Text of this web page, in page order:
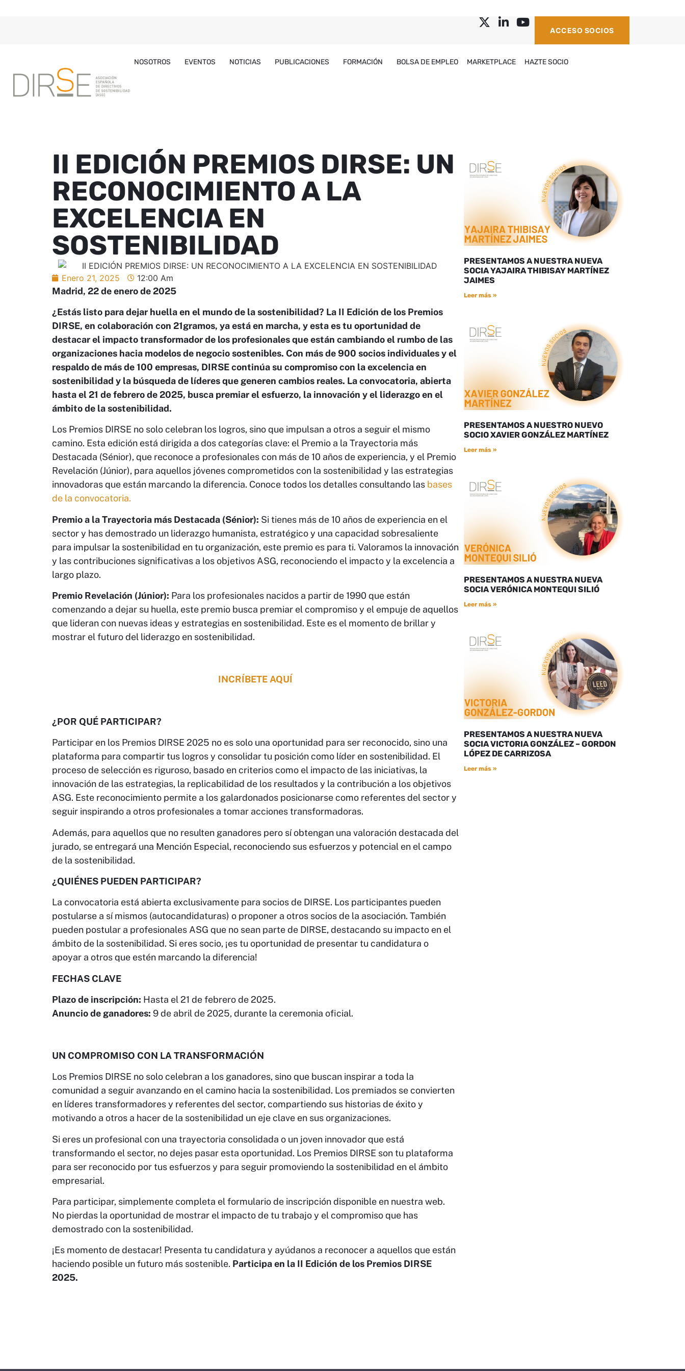
ACCESO SOCIOS
NOSOTROS EVENTOS NOTICIAS PUBLICACIONES FORMACIÓN BOLSA DE EMPLEO MARKETPLACE HAZTE SOCIO
II EDICIÓN PREMIOS DIRSE: UN
RECONOCIMIENTO A LA
EXCELENCIA EN
SOSTENIBILIDAD
Enero 21, 2025 12:00 Am
Madrid, 22 de enero de 2025
¿Estás listo para dejar huella en el mundo de la sostenibilidad? La II Edición de los Premios
DIRSE, en colaboración con 21gramos, ya está en marcha, y esta es tu oportunidad de
destacar el impacto transformador de los profesionales que están cambiando el rumbo de las
organizaciones hacia modelos de negocio sostenibles. Con más de 900 socios individuales y el
respaldo de más de 100 empresas, DIRSE continúa su compromiso con la excelencia en
sostenibilidad y la búsqueda de líderes que generen cambios reales. La convocatoria, abierta
hasta el 21 de febrero de 2025, busca premiar el esfuerzo, la innovación y el liderazgo en el
ámbito de la sostenibilidad.
Los Premios DIRSE no solo celebran los logros, sino que impulsan a otros a seguir el mismo
camino. Esta edición está dirigida a dos categorías clave: el Premio a la Trayectoria más
Destacada (Sénior), que reconoce a profesionales con más de 10 años de experiencia, y el Premio
Revelación (Júnior), para aquellos jóvenes comprometidos con la sostenibilidad y las estrategias
innovadoras que están marcando la diferencia. Conoce todos los detalles consultando las bases
de la convocatoria.
Premio a la Trayectoria más Destacada (Sénior): Si tienes más de 10 años de experiencia en el
sector y has demostrado un liderazgo humanista, estratégico y una capacidad sobresaliente
para impulsar la sostenibilidad en tu organización, este premio es para ti. Valoramos la innovación
y las contribuciones significativas a los objetivos ASG, reconociendo el impacto y la excelencia a
largo plazo.
Premio Revelación (Júnior): Para los profesionales nacidos a partir de 1990 que están
comenzando a dejar su huella, este premio busca premiar el compromiso y el empuje de aquellos
que lideran con nuevas ideas y estrategias en sostenibilidad. Este es el momento de brillar y
mostrar el futuro del liderazgo en sostenibilidad.
INCRÍBETE AQUÍ
¿POR QUÉ PARTICIPAR?
Participar en los Premios DIRSE 2025 no es solo una oportunidad para ser reconocido, sino una
plataforma para compartir tus logros y consolidar tu posición como líder en sostenibilidad. El
proceso de selección es riguroso, basado en criterios como el impacto de las iniciativas, la
innovación de las estrategias, la replicabilidad de los resultados y la contribución a los objetivos
ASG. Este reconocimiento permite a los galardonados posicionarse como referentes del sector y
seguir inspirando a otros profesionales a tomar acciones transformadoras.
Además, para aquellos que no resulten ganadores pero sí obtengan una valoración destacada del
jurado, se entregará una Mención Especial, reconociendo sus esfuerzos y potencial en el campo
de la sostenibilidad.
¿QUIÉNES PUEDEN PARTICIPAR?
La convocatoria está abierta exclusivamente para socios de DIRSE. Los participantes pueden
postularse a sí mismos (autocandidaturas) o proponer a otros socios de la asociación. También
pueden postular a profesionales ASG que no sean parte de DIRSE, destacando su impacto en el
ámbito de la sostenibilidad. Si eres socio, ¡es tu oportunidad de presentar tu candidatura o
apoyar a otros que estén marcando la diferencia!
FECHAS CLAVE
Plazo de inscripción: Hasta el 21 de febrero de 2025.
Anuncio de ganadores: 9 de abril de 2025, durante la ceremonia oficial.
UN COMPROMISO CON LA TRANSFORMACIÓN
Los Premios DIRSE no solo celebran a los ganadores, sino que buscan inspirar a toda la
comunidad a seguir avanzando en el camino hacia la sostenibilidad. Los premiados se convierten
en líderes transformadores y referentes del sector, compartiendo sus historias de éxito y
motivando a otros a hacer de la sostenibilidad un eje clave en sus organizaciones.
Si eres un profesional con una trayectoria consolidada o un joven innovador que está
transformando el sector, no dejes pasar esta oportunidad. Los Premios DIRSE son tu plataforma
para ser reconocido por tus esfuerzos y para seguir promoviendo la sostenibilidad en el ámbito
empresarial.
Para participar, simplemente completa el formulario de inscripción disponible en nuestra web.
No pierdas la oportunidad de mostrar el impacto de tu trabajo y el compromiso que has
demostrado con la sostenibilidad.
¡Es momento de destacar! Presenta tu candidatura y ayúdanos a reconocer a aquellos que están
haciendo posible un futuro más sostenible. Participa en la II Edición de los Premios DIRSE
2025.
PRESENTAMOS A NUESTRA NUEVA
SOCIA YAJAIRA THIBISAY MARTÍNEZ
JAIMES
Leer más »
PRESENTAMOS A NUESTRO NUEVO
SOCIO XAVIER GONZÁLEZ MARTÍNEZ
Leer más »
PRESENTAMOS A NUESTRA NUEVA
SOCIA VERÓNICA MONTEQUI SILIÓ
Leer más »
PRESENTAMOS A NUESTRA NUEVA
SOCIA VICTORIA GONZÁLEZ – GORDON
LÓPEZ DE CARRIZOSA
Leer más »